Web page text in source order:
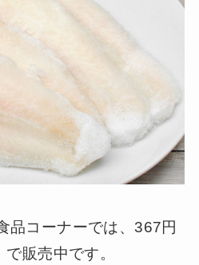
品コーナーでは、367円
販売中です。